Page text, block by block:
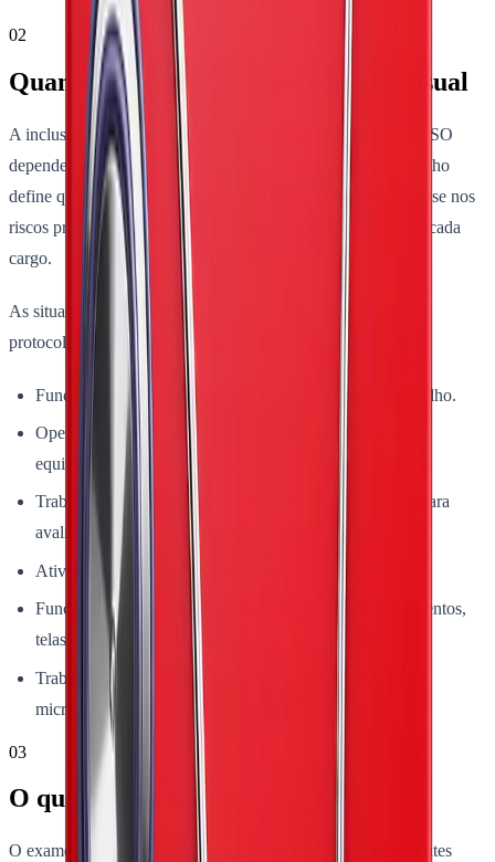
02
Quando o PCMSO exige acuidade visual
A inclusão do teste de acuidade visual no protocolo do PCMSO
depende da avaliação de risco da função. O médico do trabalho
define quais exames complementares são necessários com base nos
riscos presentes no ambiente e nas exigências específicas de cada
cargo.
As situações mais comuns em que a acuidade visual entra no
protocolo incluem:
Funções que exigem dirigir veículos como parte do trabalho.
Operação de empilhadeiras, pontes rolantes ou outros
equipamentos de movimentação de carga.
Trabalho em altura, onde a precisão visual é necessária para
avaliar distâncias e pontos de ancoragem.
Atividades de segurança patrimonial e vigilância.
Funções com necessidade de leitura contínua de instrumentos,
telas ou controles operacionais.
Trabalho com precisão manual em escala reduzida:
microeletrônica, montagem fina, laboratório.
03
O que o exame avalia
O exame de acuidade visual ocupacional pode incluir diferentes